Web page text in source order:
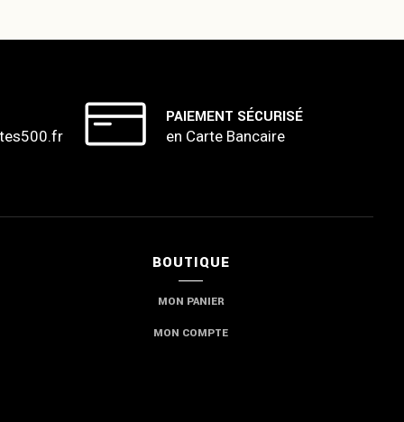
PAIEMENT SÉCURISÉ
en Carte Bancaire
BOUTIQUE
MON PANIER
MON COMPTE